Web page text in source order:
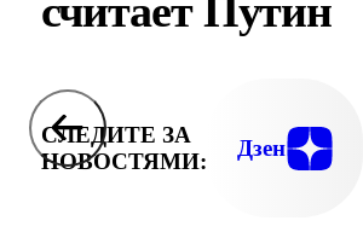
считает Путин
СЛЕДИТЕ ЗА
НОВОСТЯМИ:
Дзен